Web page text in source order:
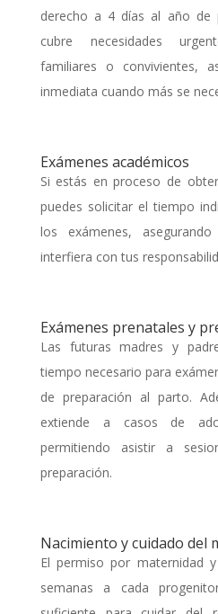
derecho a 4 días al año de
cubre necesidades
familiares o convivientes,
inmediata cuando más se
Exámenes académicos
Si estás en proceso de
puedes solicitar el tiempo
los exámenes,
interfiera con tus
Exámenes prenatales y
Las futuras madres y
tiempo necesario para
de preparación al parto.
extiende a casos de
permitiendo asistir a
preparación.
Nacimiento y cuidado del
El permiso por maternidad
semanas a cada